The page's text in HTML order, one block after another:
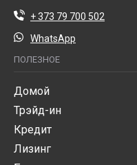
+ 373 79 700 502
WhatsApp
ПОЛЕЗНОЕ
Домой
Трэйд-ин
Кредит
Лизинг